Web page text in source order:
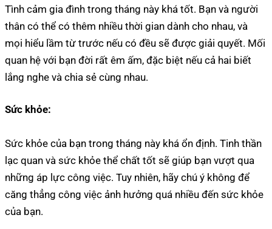
Tình cảm gia đình trong tháng này khá tốt. Bạn và người
thân có thể có thêm nhiều thời gian dành cho nhau, và
mọi hiểu lầm từ trước nếu có đều sẽ được giải quyết. Mối
quan hệ với bạn đời rất êm ấm, đặc biệt nếu cả hai biết
lắng nghe và chia sẻ cùng nhau.
Sức khỏe:
Sức khỏe của bạn trong tháng này khá ổn định. Tinh thần
lạc quan và sức khỏe thể chất tốt sẽ giúp bạn vượt qua
những áp lực công việc. Tuy nhiên, hãy chú ý không để
căng thẳng công việc ảnh hưởng quá nhiều đến sức khỏe
của bạn.